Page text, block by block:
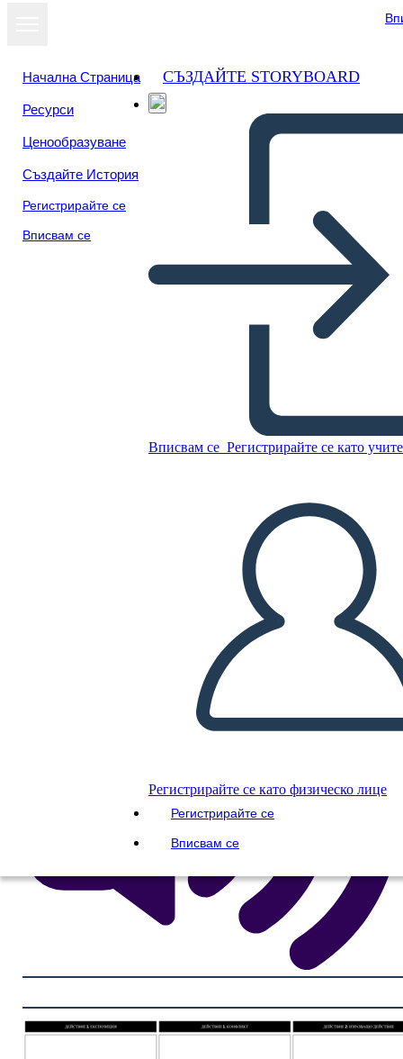
Начална Страница
Ресурси
Ценообразуване
Създайте История
Регистрирайте се
Вписвам се
СЪЗДАЙТЕ STORYBOARD
Вписвам се Регистрирайте се като
Регистрирайте се като физическо лице
Регистрирайте се
Вписвам се
Структурна Пиеса в пет
Действия
Копирайте този Storyboard
СЪЗДАЙТЕ СЦЕНАРИЙ
ПУСКАНЕ НА СЛАЙДШОУ
ЧЕТИ МИ
Преглед като
слайдшоу